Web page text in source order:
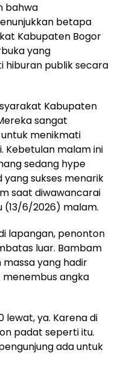
bahwa
betapa
Kabupaten Bogor
yang
publik secara
Kabupaten
sangat
menikmati
Kebetulan malam ini
sedang hype
yang sukses menarik
saat diwawancarai
(13/6/2026) malam.
lapangan, penonton
luar. Bambam
yang hadir
angka
lewat, ya. Karena di
padat seperti itu.
ada untuk